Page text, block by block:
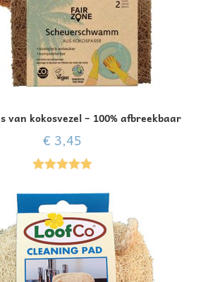
van kokosvezel – 100% afbreekbaar
€ 3,45
d5.00uit 5